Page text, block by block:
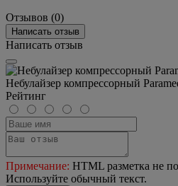
Отзывов (0)
Написать отзыв
Написать отзыв
Небулайзер компрессорный
Рейтинг
Примечание: HTML разметка не
Используйте обычный текст.